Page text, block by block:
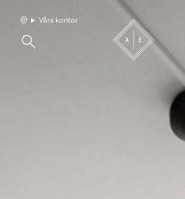
Sälj med oss
Våra kontor